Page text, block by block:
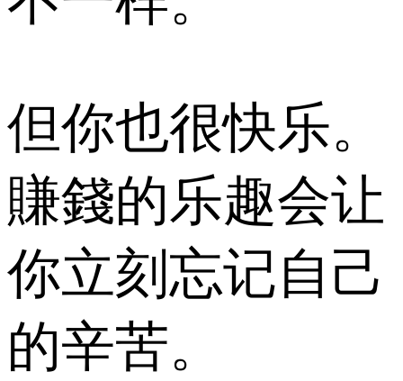
但你也很快乐。
賺錢的乐趣会让
你立刻忘记自己
的辛苦。